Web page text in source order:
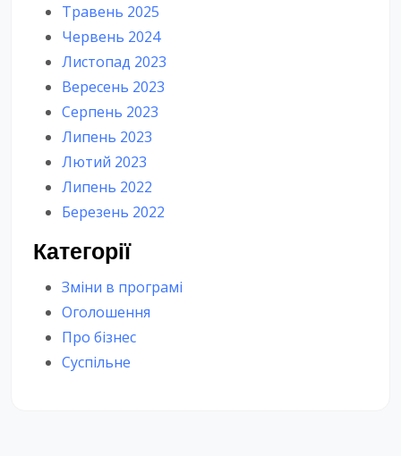
Травень 2025
Червень 2024
Листопад 2023
Вересень 2023
Серпень 2023
Липень 2023
Лютий 2023
Липень 2022
Березень 2022
Категорії
Зміни в програмі
Оголошення
Про бізнес
Суспільне